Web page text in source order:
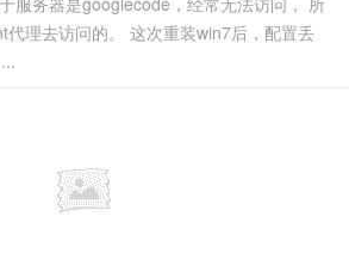
代理去访问的。 这次重装win7后，配置丢